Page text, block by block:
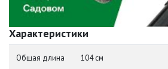
Характеристики
Общая длина 104 см